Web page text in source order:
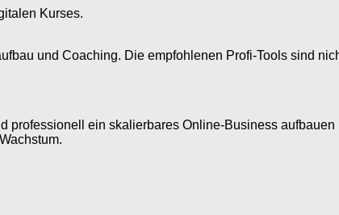
Kurses.
und Coaching. Die empfohlenen Profi-Tools sind
professionell ein skalierbares Online-Business